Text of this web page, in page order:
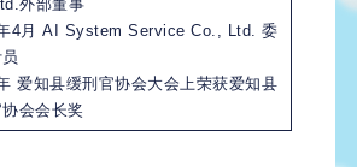
外部董事
4月 AI System Service Co., Ltd. 委
爱知县缓刑官协会大会上荣获爱知县
会会长奖